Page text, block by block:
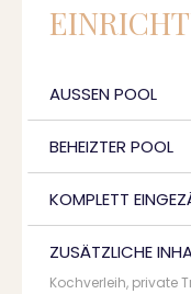
AUSSEN POOL
BEHEIZTER POOL
KOMPLETT
ZUSÄTZLICHE
Kochverleih, private